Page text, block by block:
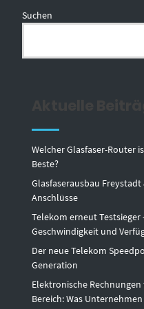
Suchen
Welcher Glasfaser-Router
Beste?
Glasfaserausbau
Anschlüsse
Telekom erneut
Geschwindigkeit und
Der neue Telekom
Generation
Elektronische
Bereich: Was